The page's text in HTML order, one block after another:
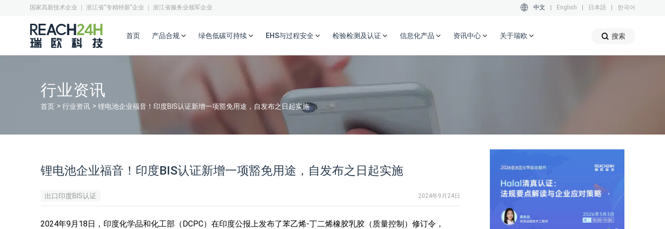
国家高新技术企业 ｜ 浙江省“专精特新”企业 ｜ 浙江省服务业领军企业 中文 English 日本語 한국어
首页 产品合规 绿色低碳可持续 EHS与过程安全 检验检测及认证 信息化产品 资讯中心 关于瑞欧 搜索
行业资讯
首页 行业资讯 锂电池企业福音！印度BIS认证新增一项豁免用途，自发布之日起实施
锂电池企业福音！印度BIS认证新增一项豁免用途，自发布之日起实施
出口印度BIS认证 2024年9月24日
2024年9月18日，印度化学品和化工部（DCPC）在印度公报上发布了苯乙烯-丁二烯橡胶乳胶（质量控制）修订令，